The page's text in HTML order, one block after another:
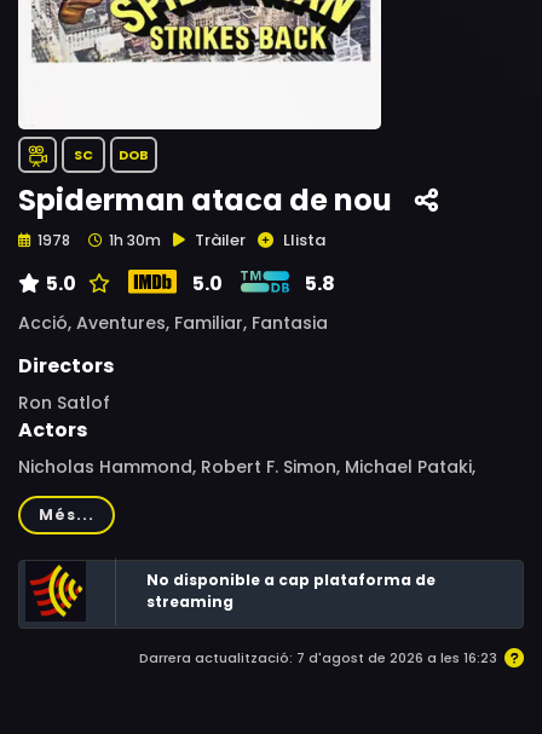
SC DOB
Spiderman ataca de nou
1978 1h 30m Tràiler Llista
5.0 5.0 5.8
Acció, Aventures, Familiar, Fantasia
Directors
Ron Satlof
Actors
Nicholas Hammond, Robert F. Simon, Michael Pataki,
JoAnna Cameron, Robert Alda, Chip Fields, Randolph
Powell, Lawrence P. Casey, Simon Scott, Sidney Clute,
Anne Bloom, Steven Anderson, Herbie Braha, Emil Farkas,
Leigh Kavanaugh, Ron Hajak, Walt Davis, Barbara
Sanders, Jerry Martin, George Barrows, Orin Kennedy,
Més...
No disponible a cap plataforma de
streaming
Darrera actualització: 7 d'agost de 2026 a les 16:23